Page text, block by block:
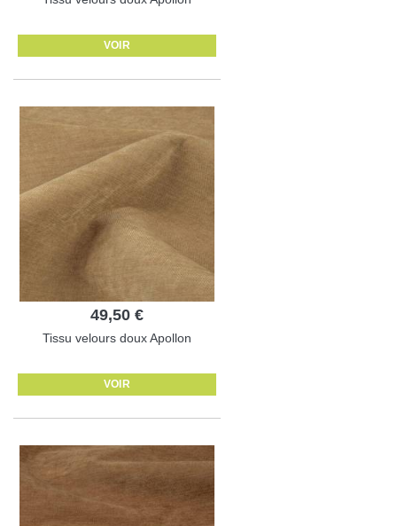
VOIR
49,50 €
Tissu velours doux Apollon
VOIR